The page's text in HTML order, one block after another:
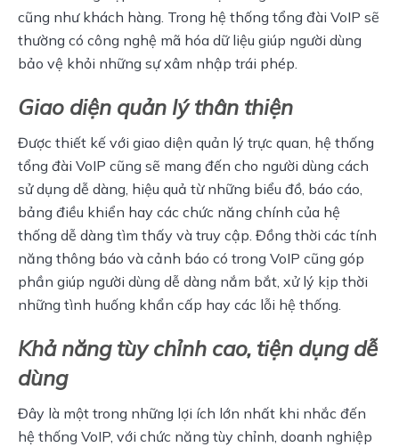
cũng như khách hàng. Trong hệ thống tổng đài VoIP sẽ
thường có công nghệ mã hóa dữ liệu giúp người dùng
bảo vệ khỏi những sự xâm nhập trái phép.
Giao diện quản lý thân thiện
Được thiết kế với giao diện quản lý trực quan, hệ thống
tổng đài VoIP cũng sẽ mang đến cho người dùng cách
sử dụng dễ dàng, hiệu quả từ những biểu đồ, báo cáo,
bảng điều khiển hay các chức năng chính của hệ
thống dễ dàng tìm thấy và truy cập. Đồng thời các tính
năng thông báo và cảnh báo có trong VoIP cũng góp
phần giúp người dùng dễ dàng nắm bắt, xử lý kịp thời
những tình huống khẩn cấp hay các lỗi hệ thống.
Khả năng tùy chỉnh cao, tiện dụng dễ
dùng
Đây là một trong những lợi ích lớn nhất khi nhắc đến
hệ thống VoIP, với chức năng tùy chỉnh, doanh nghiệp